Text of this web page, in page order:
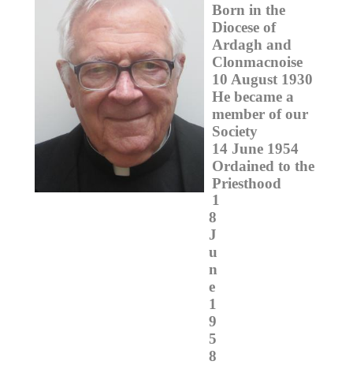
Born in the
Diocese of
Ardagh and
Clonmacnoise
10 August 1930
He became a
member of our
Society
14 June 1954
Ordained to the
Priesthood
1
8
J
u
n
e
1
9
5
8